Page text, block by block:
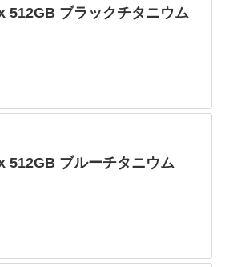
512GB ブラックチタニウム
512GB ブルーチタニウム